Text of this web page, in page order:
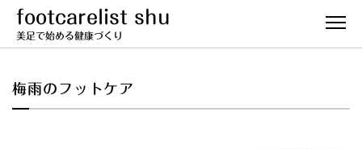
footcarelist shu
美足で始める健康づくり
梅雨のフットケア